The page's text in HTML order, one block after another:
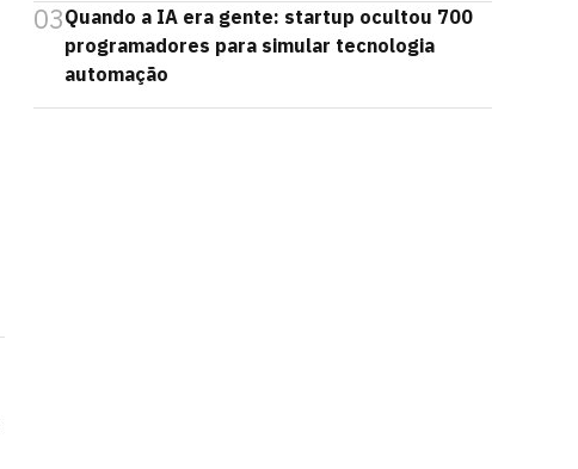
03Quando a IA era gente: startup ocultou 700
programadores para simular tecnologia
automação